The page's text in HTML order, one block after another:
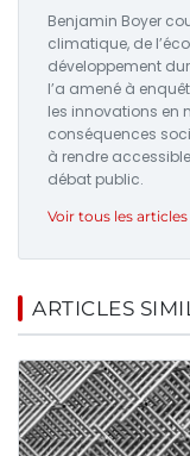
Benjamin Boyer
climatique, de
développement
l’a amené à
les innovations en
conséquences
à rendre
débat public.
Voir tous les
ARTICLES